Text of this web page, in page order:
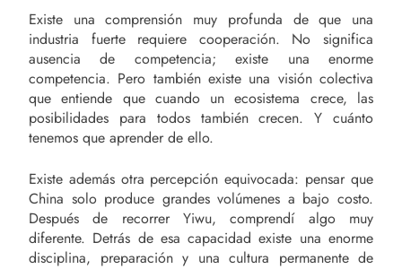
Existe una comprensión muy profunda de que una
industria fuerte requiere cooperación. No significa
ausencia de competencia; existe una enorme
competencia. Pero también existe una visión colectiva
que entiende que cuando un ecosistema crece, las
posibilidades para todos también crecen. Y cuánto
tenemos que aprender de ello.
Existe además otra percepción equivocada: pensar que
China solo produce grandes volúmenes a bajo costo.
Después de recorrer Yiwu, comprendí algo muy
diferente. Detrás de esa capacidad existe una enorme
disciplina, preparación y una cultura permanente de